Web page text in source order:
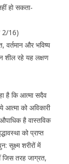
हो सकता-
2/16)
वर्तमान और भविष्य
शील रहे यह लक्षण
है कि आत्मा सदैव
को अविकारी
है वास्तविक
को प्राप्त
सूक्ष्म शरीरों में
जिस तरह जाग्रत,